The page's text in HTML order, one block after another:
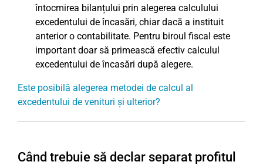
întocmirea bilanțului prin alegerea calculului
excedentului de încasări, chiar dacă a instituit
anterior o contabilitate. Pentru biroul fiscal este
important doar să primească efectiv calculul
excedentului de încasări după alegere.
Este posibilă alegerea metodei de calcul al
excedentului de venituri și ulterior?
Când trebuie să declar separat profitul